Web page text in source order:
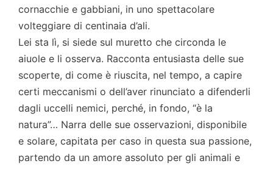
cornacchie e gabbiani, in uno spettacolare
volteggiare di centinaia d’ali.
Lei sta lì, si siede sul muretto che circonda le
aiuole e li osserva. Racconta entusiasta delle sue
scoperte, di come è riuscita, nel tempo, a capire
certi meccanismi o dell’aver rinunciato a difenderli
dagli uccelli nemici, perché, in fondo, “è la
natura”… Narra delle sue osservazioni, disponibile
e solare, capitata per caso in questa sua passione,
partendo da un amore assoluto per gli animali e